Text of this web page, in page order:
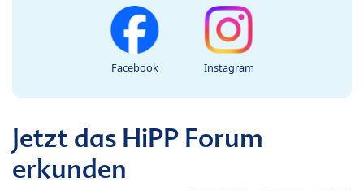
Facebook Instagram
Jetzt das HiPP Forum
erkunden